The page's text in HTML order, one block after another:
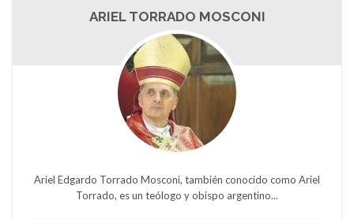
ARIEL TORRADO MOSCONI
Ariel Edgardo Torrado Mosconi, también conocido como Ariel
Torrado, es un teólogo y obispo argentino...